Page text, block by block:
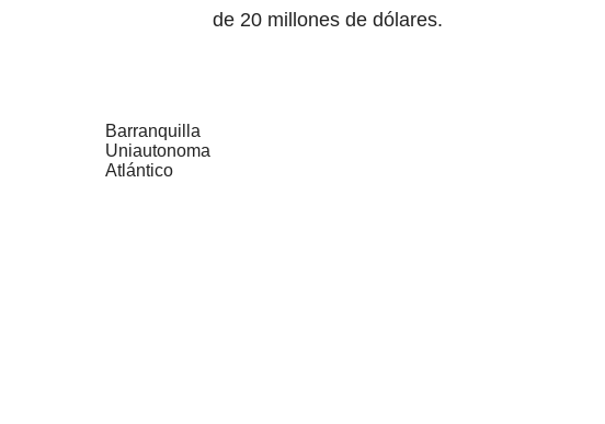
de 20 millones de dólares.
Barranquilla
Uniautonoma
Atlántico